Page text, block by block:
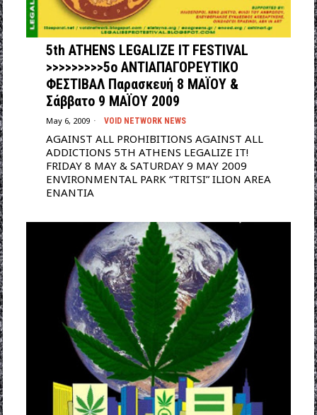
5th ATHENS LEGALIZE IT FESTIVAL
>>>>>>>>>5o ΑΝΤΙΑΠΑΓΟΡΕΥΤΙΚΟ
ΦΕΣΤΙΒΑΛ Παρασκευή 8 ΜΑΪΟΥ &
Σάββατο 9 ΜΑΪΟΥ 2009
May 6, 2009 VOID NETWORK NEWS
AGAINST ALL PROHIBITIONS AGAINST ALL
ADDICTIONS 5ΤΗ ATHENS LEGALIZE IT!
FRIDAY 8 MAY & SATURDAY 9 MAY 2009
ENVIRONMENTAL PARK “TRITSI” ILION AREA
EΝΑΝΤΙΑ